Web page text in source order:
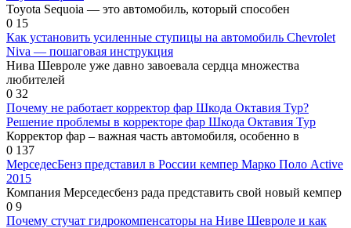
Toyota Sequoia — это автомобиль, который способен
0 15
Как установить усиленные ступицы на автомобиль Chevrolet
Niva — пошаговая инструкция
Нива Шевроле уже давно завоевала сердца множества
любителей
0 32
Почему не работает корректор фар Шкода Октавия Тур?
Решение проблемы в корректоре фар Шкода Октавия Тур
Корректор фар – важная часть автомобиля, особенно в
0 137
МерседесБенз представил в России кемпер Марко Поло Active
2015
Компания Мерседесбенз рада представить свой новый кемпер
0 9
Почему стучат гидрокомпенсаторы на Ниве Шевроле и как